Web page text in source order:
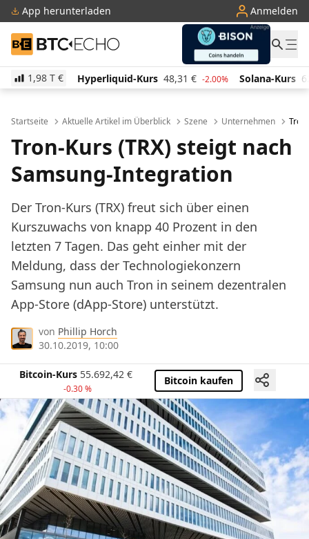
App herunterladen Anmelden
BTC-ECHO
1,98 T €
Kurs 48,31 € -2.00% Solana-Kurs 62,88 -1.90%
Startseite Aktuelle Artikel im Überblick Szene Unternehmen
Tron-Kurs (TRX) steigt nach
Samsung-Integration
Der Tron-Kurs (TRX) freut sich über einen
Kurszuwachs von knapp 40 Prozent in den
letzten 7 Tagen. Das geht einher mit der
Meldung, dass der Technologiekonzern
Samsung nun auch Tron in seinem dezentralen
App-Store (dApp-Store) unterstützt.
von Phillip Horch
30.10.2019, 10:00
Bitcoin-Kurs 55.692,42 €
-0.30 %
Bitcoin kaufen